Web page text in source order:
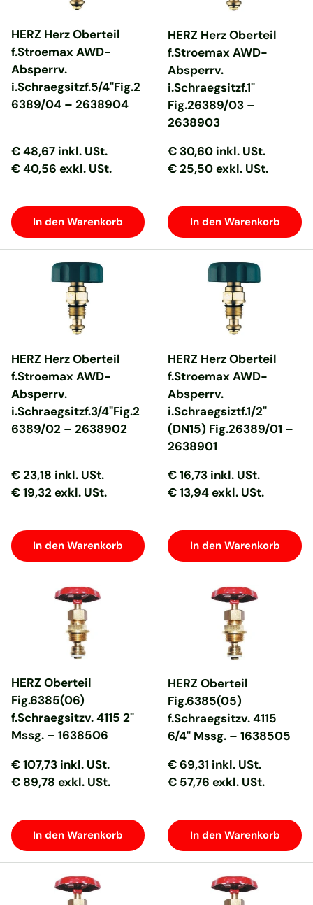
HERZ Herz Oberteil
f.Stroemax AWD-
Absperrv.
i.Schraegsitzf.5/4"Fig.2
6389/04 – 2638904
Normaler Preis
Normaler Preis
€ 48,67 inkl. USt.
€ 40,56 exkl. USt.
In den Warenkorb
HERZ Herz Oberteil
f.Stroemax AWD-
Absperrv.
i.Schraegsitzf.1"
Fig.26389/03 –
2638903
Normaler Preis
Normaler Preis
€ 30,60 inkl. USt.
€ 25,50 exkl. USt.
In den Warenkorb
HERZ Herz Oberteil
f.Stroemax AWD-
Absperrv.
i.Schraegsitzf.3/4"Fig.2
6389/02 – 2638902
Normaler Preis
Normaler Preis
€ 23,18 inkl. USt.
€ 19,32 exkl. USt.
In den Warenkorb
HERZ Herz Oberteil
f.Stroemax AWD-
Absperrv.
i.Schraegsiztf.1/2"
(DN15) Fig.26389/01 –
2638901
Normaler Preis
Normaler Preis
€ 16,73 inkl. USt.
€ 13,94 exkl. USt.
In den Warenkorb
HERZ Oberteil
Fig.6385(06)
f.Schraegsitzv. 4115 2"
Mssg. – 1638506
Normaler Preis
Normaler Preis
€ 107,73 inkl. USt.
€ 89,78 exkl. USt.
In den Warenkorb
HERZ Oberteil
Fig.6385(05)
f.Schraegsitzv. 4115
6/4" Mssg. – 1638505
Normaler Preis
Normaler Preis
€ 69,31 inkl. USt.
€ 57,76 exkl. USt.
In den Warenkorb